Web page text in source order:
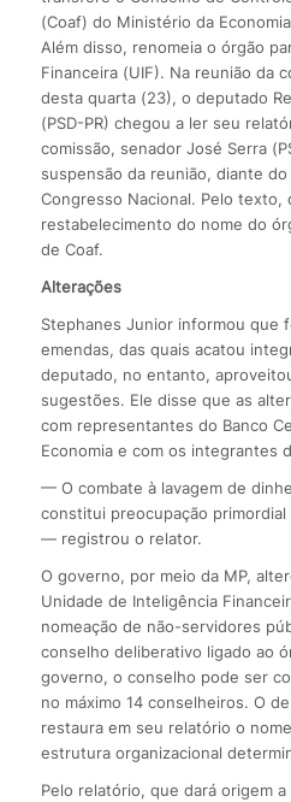
(Coaf) do Ministério da
Além disso, renomeia o órgão
Financeira (UIF). Na reunião da
desta quarta (23), o deputado
(PSD-PR) chegou a ler seu
comissão, senador José Serra
suspensão da reunião, diante
Congresso Nacional. Pelo texto,
restabelecimento do nome do
de Coaf.
Alterações
Stephanes Junior informou que
emendas, das quais acatou
deputado, no entanto,
sugestões. Ele disse que as
com representantes do Banco
Economia e com os integrantes
— O combate à lavagem de
constitui preocupação
— registrou o relator.
O governo, por meio da MP,
Unidade de Inteligência
nomeação de não-servidores
conselho deliberativo ligado ao
governo, o conselho pode ser
no máximo 14 conselheiros. O
restaura em seu relatório o
estrutura organizacional
Pelo relatório, que dará origem